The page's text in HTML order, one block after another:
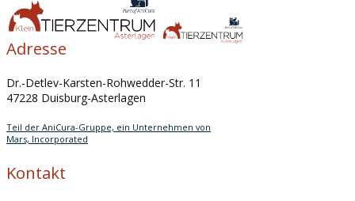
Adresse
Dr.-Detlev-Karsten-Rohwedder-Str. 11
47228 Duisburg-Asterlagen
Teil der AniCura-Gruppe, ein Unternehmen von
Mars, Incorporated
Kontakt